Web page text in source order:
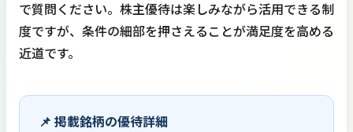
で質問ください。株主優待は楽しみながら活用できる制
度ですが、条件の細部を押さえることが満足度を高める
近道です。
📌 掲載銘柄の優待詳細